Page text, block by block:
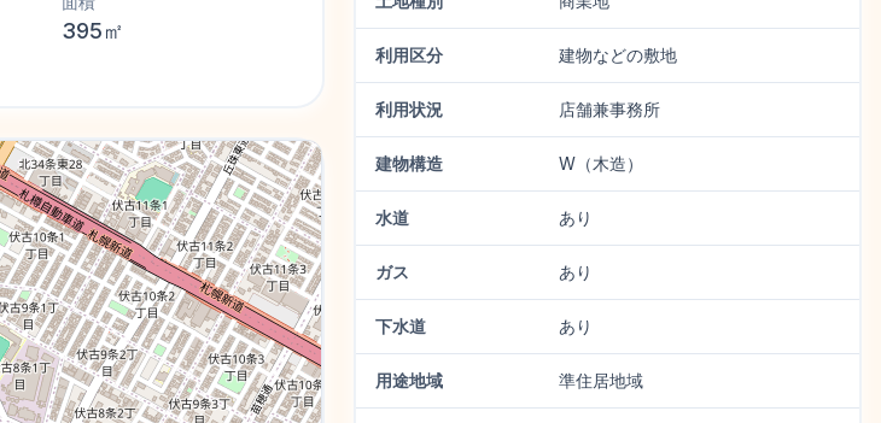
395㎡
利用区分 建物などの敷地
利用状況 店舗兼事務所
建物構造 W（木造）
水道 あり
ガス あり
下水道 あり
用途地域 準住居地域